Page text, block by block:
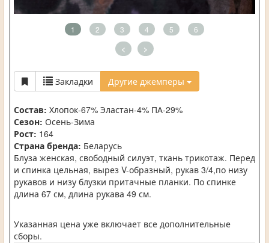
1 2 3 4 5 6
< >
Закладки Другие джемперы
Состав: Хлопок-67% Эластан-4% ПА-29%
Сезон: Осень-Зима
Рост: 164
Страна бренда: Беларусь
Блуза женская, свободный силуэт, ткань трикотаж. Перед
и спинка цельная, вырез V-образный, рукав 3/4,по низу
рукавов и низу блузки притачные планки. По спинке
длина 67 см, длина рукава 49 см.
Указанная цена уже включает все дополнительные
сборы.